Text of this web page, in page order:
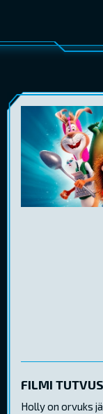
FILMID
KONVERENTS
FILMI
Holly on orvuks